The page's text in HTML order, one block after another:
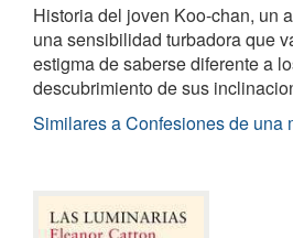
Historia del joven Koo-chan, un
una sensibilidad turbadora que
estigma de saberse diferente a
descubrimiento de sus
Similares a Confesiones de una